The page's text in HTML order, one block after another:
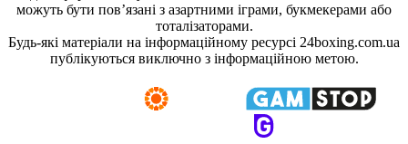
можуть бути пов’язані з азартними іграми, букмекерами або
тоталізаторами.
Будь-які матеріали на інформаційному ресурсі 24boxing.com.ua
публікуються виключно з інформаційною метою.